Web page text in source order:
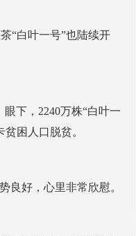
“白叶一号”也陆续开
下，2240万株“白叶一
困人口脱贫。
好，心里非常欣慰。